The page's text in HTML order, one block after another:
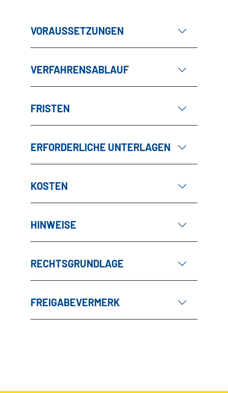
VORAUSSETZUNGEN
VERFAHRENSABLAUF
FRISTEN
ERFORDERLICHE UNTERLAGEN
KOSTEN
HINWEISE
RECHTSGRUNDLAGE
FREIGABEVERMERK